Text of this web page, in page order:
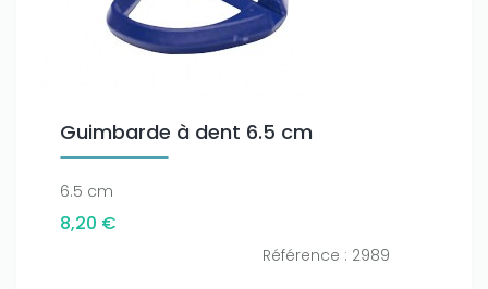
Guimbarde à dent 6.5 cm
6.5 cm
8,20 €
Référence : 2989